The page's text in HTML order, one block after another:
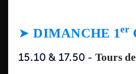
➤DIMANCHE 1er
15.10 & 17.50 - Tours